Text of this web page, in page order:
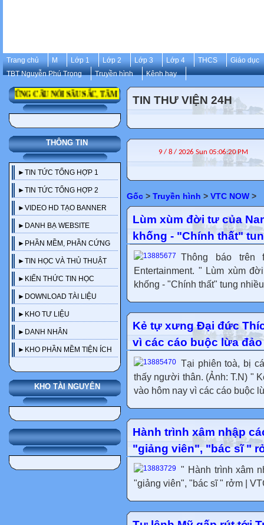
Trang chủ M Lớp 1 Lớp 2 Lớp 3 Lớp 4 THCS
Giáo dục
TBT Nguyễn Phú Trọng
Truyền hình Kênh hay
CÂU NÓI SÂU SẮC, TÂM HUYẾT, ĐỂ ĐỜI CỦA CỐ TỔNG BÍ THƯ
THÔNG TIN
►TIN TỨC TỔNG HỢP 1
►TIN TỨC TỔNG HỢP 2
►VIDEO HD TẠO BANNER
►DANH BẠ WEBSITE
►PHẦN MỀM, PHẦN CỨNG
►TIN HỌC VÀ THỦ THUẬT
►KIẾN THỨC TIN HỌC
►DOWNLOAD TÀI LIỆU
►KHO TƯ LIỆU
►DANH NHÂN
►KHO PHẦN MỀM TIỆN ÍCH
KHO TÀI NGUYÊN
TIN THƯ VIỆN 24H
Gốc > Truyền hình > VTC NOW >
Lùm xùm đời tư của
khống - "Chính thất"
Thông báo trên
Entertainment. " Lùm xùm
khống - "Chính thất" tung
Kẻ tự xưng Đại đức
vì các cáo buộc lừa đảo
Tại phiên toà, bị
thấy người thân. (Ảnh: T.N) "
vào hôm nay vì các cáo buộc
Hành trình xâm nhập
"giảng viên", "bác sĩ "
" Hành trình xâm
"giảng viên", "bác sĩ " rởm |